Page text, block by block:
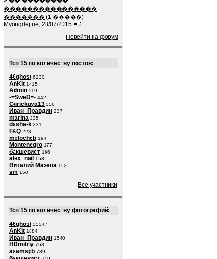
����������������
������� (1 �����)
Myongdepue, 28/07/2015
Перейти на форум
Топ 15 по количеству постов:
46ghost 6230
AnKit 1415
Admin 519
-=SweD=- 442
Gurickaya13 356
Иван_Правдин 237
marina 235
dasha-k 231
FAQ 223
melocheb 194
Montenegro 177
бакшевист 166
alex_nail 158
Виталий Мазепа 152
sm 150
Все участники
Топ 15 по количеству фотографий:
46ghost 35347
AnKit 1884
Иван_Правдин 1540
HDmitriy 768
asamspb 739